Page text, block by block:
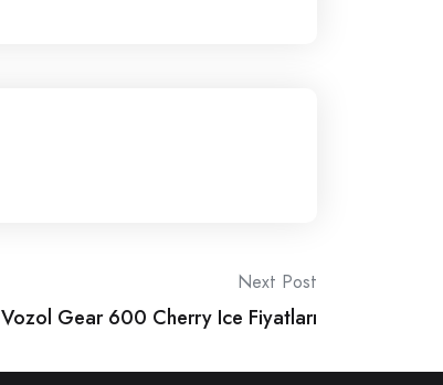
Next Post
Vozol Gear 600 Cherry Ice Fiyatları